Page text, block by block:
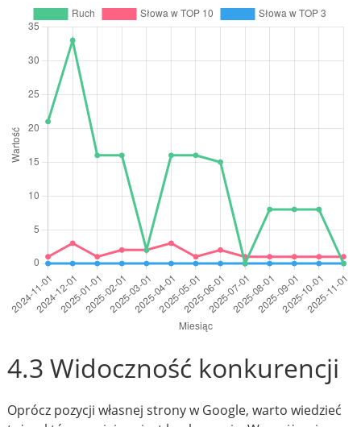
4.3 Widoczność konkurencji
Oprócz pozycji własnej strony w Google, warto wiedzieć